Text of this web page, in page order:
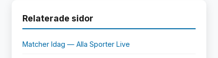
Relaterade sidor
Matcher Idag — Alla Sporter Live